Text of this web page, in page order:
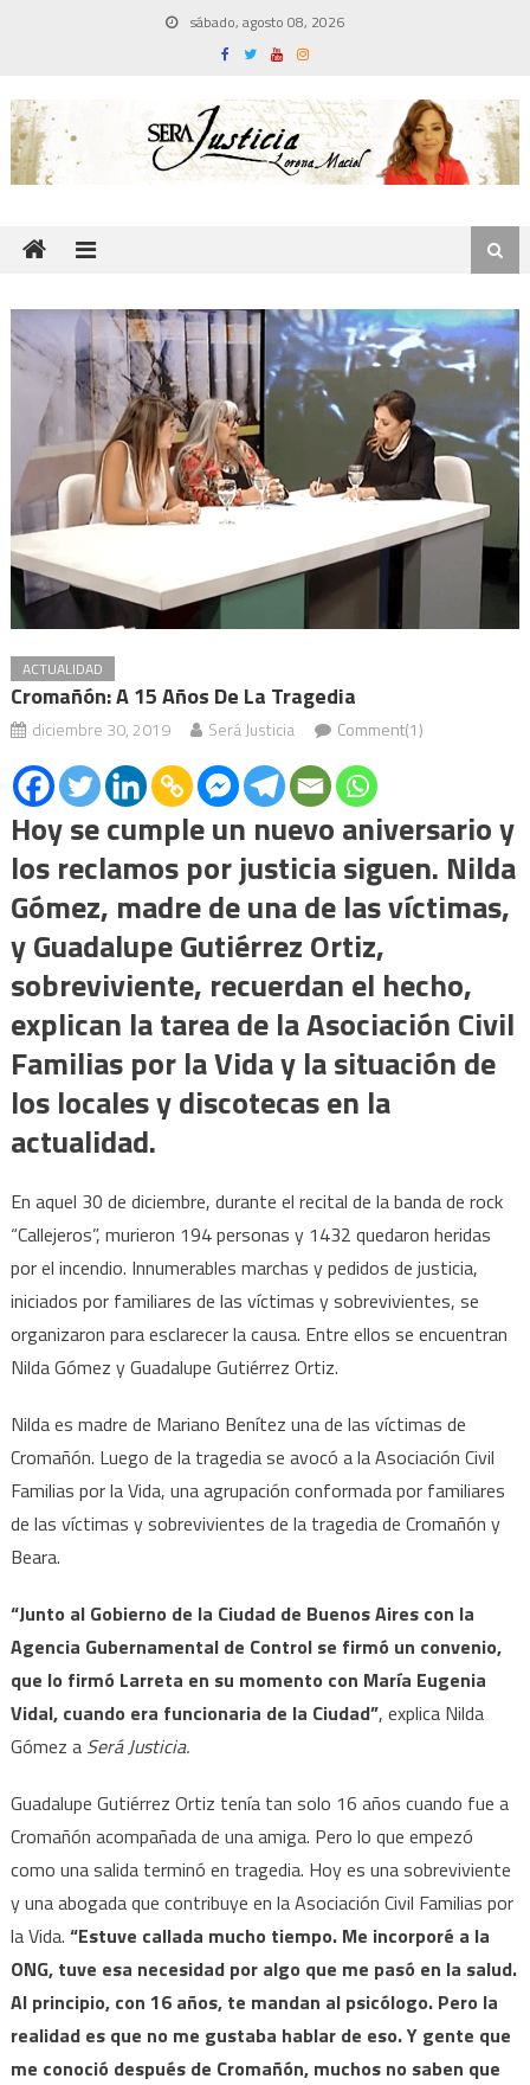
sábado, agosto 08, 2026
ACTUALIDAD
Cromañón: A 15 Años De La Tragedia
diciembre 30, 2019 Será Justicia Comment(1)
Hoy se cumple un nuevo aniversario y
los reclamos por justicia siguen. Nilda
Gómez, madre de una de las víctimas,
y Guadalupe Gutiérrez Ortiz,
sobreviviente, recuerdan el hecho,
explican la tarea de la Asociación Civil
Familias por la Vida y la situación de
los locales y discotecas en la
actualidad.
En aquel 30 de diciembre, durante el recital de la banda de rock
“Callejeros”, murieron 194 personas y 1432 quedaron heridas
por el incendio. Innumerables marchas y pedidos de justicia,
iniciados por familiares de las víctimas y sobrevivientes, se
organizaron para esclarecer la causa. Entre ellos se encuentran
Nilda Gómez y Guadalupe Gutiérrez Ortiz.
Nilda es madre de Mariano Benítez una de las víctimas de
Cromañón. Luego de la tragedia se avocó a la Asociación Civil
Familias por la Vida, una agrupación conformada por familiares
de las víctimas y sobrevivientes de la tragedia de Cromañón y
Beara.
“Junto al Gobierno de la Ciudad de Buenos Aires con la
Agencia Gubernamental de Control se firmó un convenio,
que lo firmó Larreta en su momento con María Eugenia
Vidal, cuando era funcionaria de la Ciudad”, explica Nilda
Gómez a Será Justicia.
Guadalupe Gutiérrez Ortiz tenía tan solo 16 años cuando fue a
Cromañón acompañada de una amiga. Pero lo que empezó
como una salida terminó en tragedia. Hoy es una sobreviviente
y una abogada que contribuye en la Asociación Civil Familias por
la Vida. “Estuve callada mucho tiempo. Me incorporé a la
ONG, tuve esa necesidad por algo que me pasó en la salud.
Al principio, con 16 años, te mandan al psicólogo. Pero la
realidad es que no me gustaba hablar de eso. Y gente que
me conoció después de Cromañón, muchos no saben que